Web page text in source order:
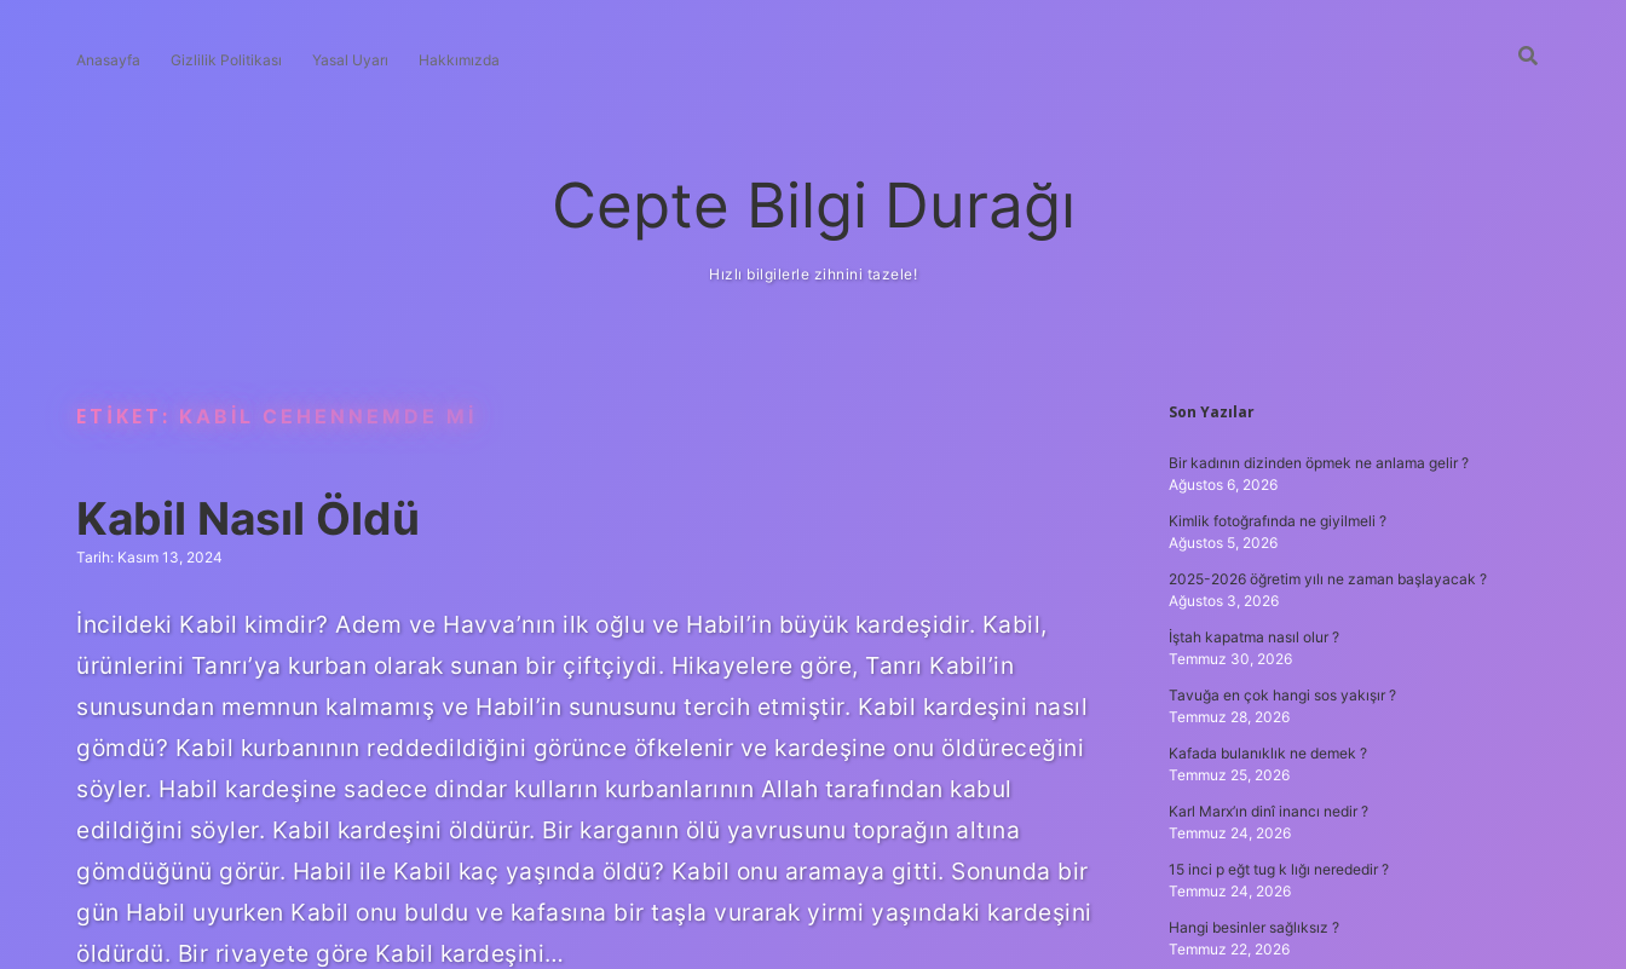
Anasayfa Gizlilik Politikası Yasal Uyarı Hakkımızda
Cepte Bilgi Durağı
Hızlı bilgilerle zihnini tazele!
ETIKET: KABIL CEHENNEMDE MI
Kabil Nasıl Öldü
Tarih: Kasım 13, 2024
İncildeki Kabil kimdir? Adem ve Havva’nın ilk oğlu ve Habil’in büyük kardeşidir. Kabil,
ürünlerini Tanrı’ya kurban olarak sunan bir çiftçiydi. Hikayelere göre, Tanrı Kabil’in
sunusundan memnun kalmamış ve Habil’in sunusunu tercih etmiştir. Kabil kardeşini nasıl
gömdü? Kabil kurbanının reddedildiğini görünce öfkelenir ve kardeşine onu öldüreceğini
söyler. Habil kardeşine sadece dindar kulların kurbanlarının Allah tarafından kabul
edildiğini söyler. Kabil kardeşini öldürür. Bir karganın ölü yavrusunu toprağın altına
gömdüğünü görür. Habil ile Kabil kaç yaşında öldü? Kabil onu aramaya gitti. Sonunda bir
gün Habil uyurken Kabil onu buldu ve kafasına bir taşla vurarak yirmi yaşındaki kardeşini
öldürdü. Bir rivayete göre Kabil kardeşini…
SIDEBAR
Son Yazılar
Bir kadının dizinden öpmek ne anlama gelir ?
Ağustos 6, 2026
Kimlik fotoğrafında ne giyilmeli ?
Ağustos 5, 2026
2025-2026 öğretim yılı ne zaman başlayacak ?
Ağustos 3, 2026
İştah kapatma nasıl olur ?
Temmuz 30, 2026
Tavuğa en çok hangi sos yakışır ?
Temmuz 28, 2026
Kafada bulanıklık ne demek ?
Temmuz 25, 2026
Karl Marx’ın dinî inancı nedir ?
Temmuz 24, 2026
15 inci p eğt tug k lığı nerededir ?
Temmuz 24, 2026
Hangi besinler sağlıksız ?
Temmuz 22, 2026